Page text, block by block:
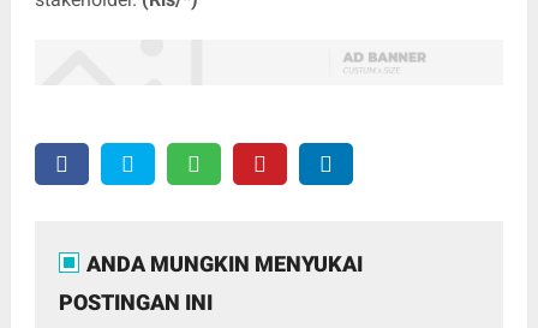
ANDA MUNGKIN MENYUKAI
POSTINGAN INI